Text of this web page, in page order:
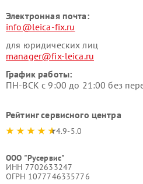
Электронная почта:
info@leica-fix.ru
для юридических лиц
manager@fix-leica.ru
График работы:
ПН-ВСК с 9:00 до 21:00 без
Рейтинг сервисного центра
4.9-5.0
ООО "Русервис"
ИНН 7702633247
ОГРН 1077746335776